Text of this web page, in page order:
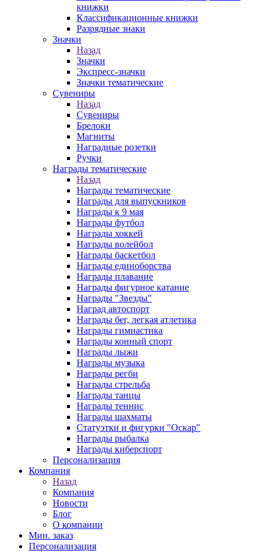
книжки
Классификационные книжки
Разрядные знаки
Значки
Назад
Значки
Экспресс-значки
Значки тематические
Сувениры
Назад
Сувениры
Брелоки
Магниты
Наградные розетки
Ручки
Награды тематические
Назад
Награды тематические
Награды для выпускников
Награды к 9 мая
Награды футбол
Награды хоккей
Награды волейбол
Награды баскетбол
Награды единоборства
Награды плавание
Награды фигурное катание
Награды "Звезды"
Наград автоспорт
Награды бег, легкая атлетика
Награды гимнастика
Награды конный спорт
Награды лыжи
Награды музыка
Награды регби
Награды стрельба
Награды танцы
Награды теннис
Награды шахматы
Статуэтки и фигурки "Оскар"
Награды рыбалка
Награды киберспорт
Персонализация
Компания
Назад
Компания
Новости
Блог
О компании
Мин. заказ
Персонализация